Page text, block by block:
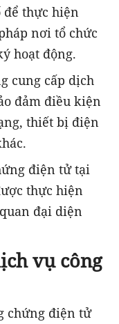
thực hiện
nơi tổ chức
hoạt động.
cung cấp dịch
đảm điều kiện
thiết bị điện
điện tử tại
thực hiện
đại diện
vụ công
chứng điện tử